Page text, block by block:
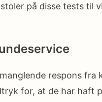
på disse tests til
respons fra
for, at de har haft